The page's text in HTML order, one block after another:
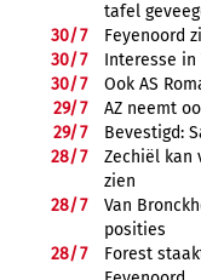
tafel
30/7
Feyenoord
30/7
Interesse in
30/7
Ook AS
29/7
AZ neemt
29/7
Bevestigd:
28/7
Zechiël kan
zien
28/7
Van
posities
28/7
Forest